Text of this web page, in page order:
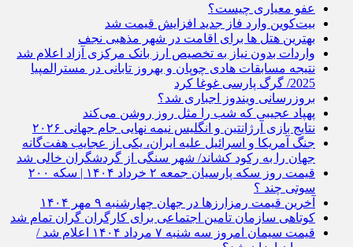
عفو معیاری چیست؟
بیت‌کوین وارد فاز جدید افزایش قیمت شد
بهترین هتل ها برای اقامت در شهر مذهبی نجف
واردات بدون نیاز به تخصیص ارز بانک مرکزی آزاد اعلام شد
نتیجه مسابقات هادی چوپان و بهروز تابانی در مسترالمپیا
2025/ گرگ پارسی غوغا کرد
بروزرسانی ویندوز اجباری شد؟
پهپاد عجیبی که شب را مثل روز روشن می‌کند
نتایج بازی آرژانتین و انگلیس نیمه نهایی جام جهانی ۲۰۲۶
جنگ آمریکا و اسرائیل علیه ایران، یکی از عجایب هفت‌گانه
جهان را به رکود کشاند/ شهر سنگی از گردشگران خالی شد
قیمت روز سکه پارسیان جمعه ۲ خرداد ۱۴۰۴ | سکه ۲۰۰
سوتی چند ؟
آخرین قیمت رمزارز‌ها در جهان چهارشنبه ۹ مهر ۱۴۰۴
کوتاهی سازمان تامین اجتماعی برای کارگران گران تمام شد
قیمت سیمان امروز سه شنبه ۷ مرداد ۱۴۰۴ اعلام شد /